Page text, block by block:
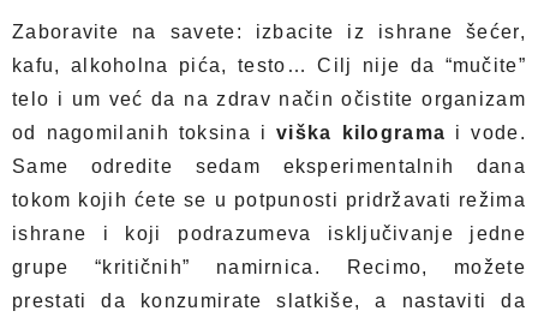
Zaboravite na savete: izbacite iz ishrane šećer,
kafu, alkoholna pića, testo… Cilj nije da “mučite”
telo i um već da na zdrav način očistite organizam
od nagomilanih toksina iviška kilograma i vode.
Same odredite sedam eksperimentalnih dana
tokom kojih ćete se u potpunosti pridržavati režima
ishrane i koji podrazumeva isključivanje jedne
grupe “kritičnih” namirnica. Recimo, možete
prestati da konzumirate slatkiše, a nastaviti da